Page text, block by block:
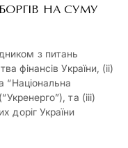
НА СУМУ
з питань
фінансів України, (іі)
“Національна
та (ііі)
доріг України